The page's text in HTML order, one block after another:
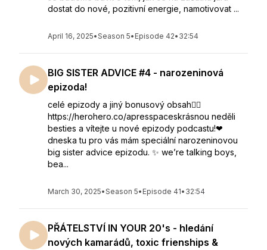
dostat do nové, pozitivní energie, namotivovat ...
April 16, 2025•Season 5• Episode 42• 32:54
BIG SISTER ADVICE #4 - narozeninová
epizoda!
celé epizody a jiný bonusový obsah👇🏻
https://herohero.co/apresspaceskrásnou neděli
besties a vítejte u nové epizody podcastu!❤
⁣dneska tu pro vás mám speciální narozeninovou
big sister advice epizodu. ✨ we’re talking boys,
bea...
March 30, 2025•Season 5• Episode 41• 32:54
PŘÁTELSTVÍ IN YOUR 20's - hledání
nových kamarádů, toxic frienships &